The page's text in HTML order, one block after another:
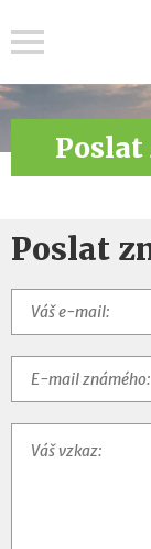
Poslat
Poslat